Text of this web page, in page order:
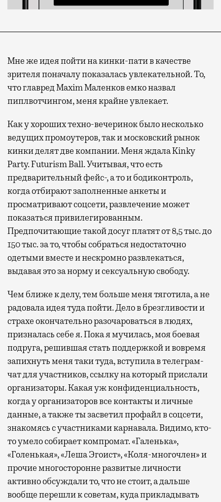
Мне же идея пойти на кинки-пати в качестве
зрителя поначалу показалась увлекательной. То,
что главред Maxim Маленков емко назвал
пиплвотчингом, меня крайне увлекает.
Как у хороших техно-вечеринок было несколько
ведущих промоутеров, так и московский рынок
кинки делят две компании. Меня ждала Kinky
Party. Futurism Ball. Учитывая, что есть
предварительный фейс-, а то и бодиконтроль,
когда отбирают заполненные анкеты и
просматривают соцсети, развлечение может
показаться привилегированным.
Предпочитающие такой досуг платят от 8,5 тыс. до
150 тыс. за то, чтобы собраться недостаточно
одетыми вместе и нескромно развлекаться,
выдавая это за норму и сексуальную свободу.
Чем ближе к делу, тем больше меня тяготила, а не
радовала идея туда пойти. Дело в брезгливости и
страхе окончательно разочароваться в людях,
призналась себе я. Пока я мучилась, моя боевая
подруга, решившая стать поддержкой и вовремя
запихнуть меня таки туда, вступила в телеграм-
чат для участников, ссылку на который прислали
организаторы. Какая уж конфиденциальность,
когда у организаторов все контакты и личные
данные, а также ты засветил профайл в соцсети,
знакомясь с участниками карнавала. Видимо, кто-
то умело собирает компромат. «Галенька»,
«Голенькая», «Леша Эгоист», «Коля-многочлен» и
прочие многосторонне развитые личности
активно обсуждали то, что не стоит, а дальше
вообще перешли к советам, куда прикладывать